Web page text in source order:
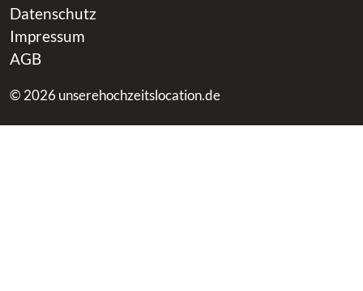
Datenschutz
Impressum
AGB
© 2026 unserehochzeitslocation.de